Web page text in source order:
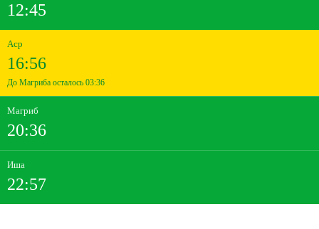
12:45
Аср
16:56
До Магриба осталось 03:36
Магриб
20:36
Иша
22:57